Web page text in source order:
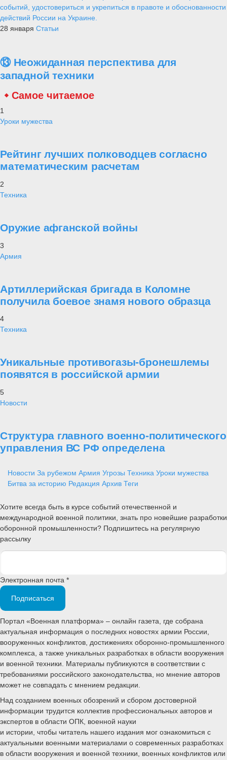
событий, удостовериться и укрепиться в правоте и обоснованности
действий России на Украине.
28 января Статьи
⑬ Неожиданная перспектива для
западной техники
Самое читаемое
1
Уроки мужества
Рейтинг лучших полководцев согласно
математическим расчетам
2
Техника
Оружие афганской войны
3
Армия
Артиллерийская бригада в Коломне
получила боевое знамя нового образца
4
Техника
Уникальные противогазы-бронешлемы
появятся в российской армии
5
Новости
Структура главного военно-политического
управления ВС РФ определена
Новости За рубежом Армия Угрозы Техника Уроки мужества
Битва за историю Редакция Архив Теги
Хотите всегда быть в курсе событий отечественной и
международной военной политики, знать про новейшие разработки
оборонной промышленности? Подпишитесь на регулярную
рассылку
Электронная почта *
Подписаться
Портал «Военная платформа» – онлайн газета, где собрана
актуальная информация о последних новостях армии России,
вооруженных конфликтов, достижениях оборонно-промышленного
комплекса, а также уникальных разработках в области вооружения
и военной техники. Материалы публикуются в соответствии с
требованиями российского законодательства, но мнение авторов
может не совпадать с мнением редакции.
Над созданием военных обозрений и сбором достоверной
информации трудится коллектив профессиональных авторов и
экспертов в области ОПК, военной науки
и истории, чтобы читатель нашего издания мог ознакомиться с
актуальными военными материалами о современных разработках
в области вооружения и военной техники, военных конфликтов или